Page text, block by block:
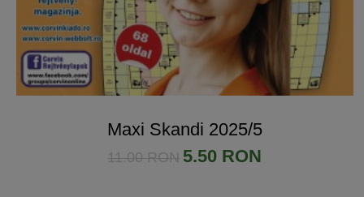
Maxi Skandi 2025/5
11.00 RON 5.50 RON